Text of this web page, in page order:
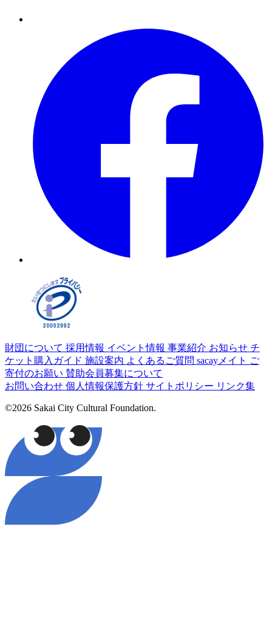
財団について 採用情報 イベント情報 事業紹介 お知らせ チ
ケット購入ガイド 施設案内 よくあるご質問 sacayメイト ご
寄付のお願い 賛助会員募集について
お問い合わせ 個人情報保護方針 サイトポリシー リンク集
©2026 Sakai City Cultural Foundation.